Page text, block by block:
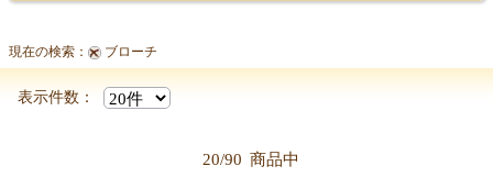
現在の検索： ブローチ
表示件数：
20/90 商品中